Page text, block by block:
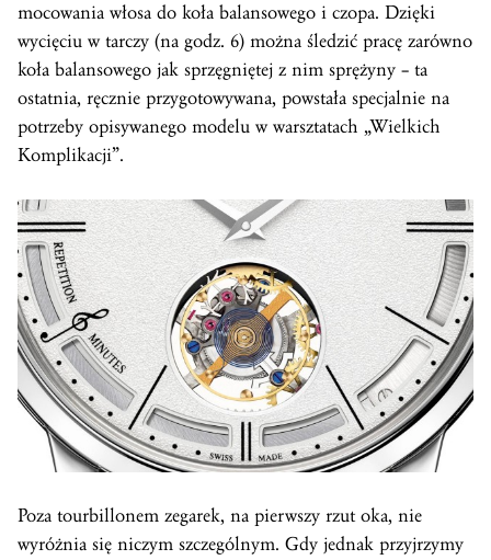
mocowania włosa do koła balansowego i czopa. Dzięki
wycięciu w tarczy (na godz. 6) można śledzić pracę zarówno
koła balansowego jak sprzęgniętej z nim sprężyny – ta
ostatnia, ręcznie przygotowywana, powstała specjalnie na
potrzeby opisywanego modelu w warsztatach „Wielkich
Komplikacji”.
Poza tourbillonem zegarek, na pierwszy rzut oka, nie
wyróżnia się niczym szczególnym. Gdy jednak przyjrzymy